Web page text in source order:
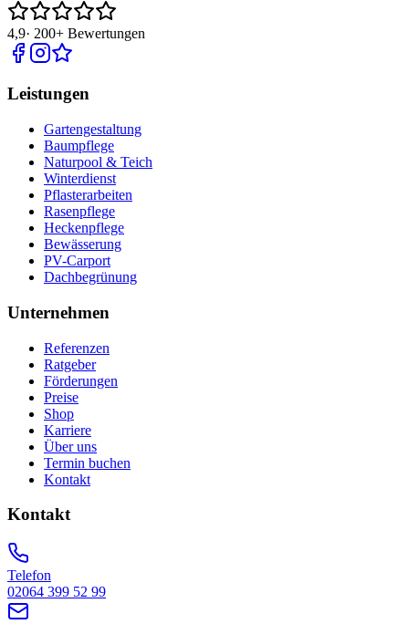
4,9· 200+ Bewertungen
Leistungen
Gartengestaltung
Baumpflege
Naturpool & Teich
Winterdienst
Pflasterarbeiten
Rasenpflege
Heckenpflege
Bewässerung
PV-Carport
Dachbegrünung
Unternehmen
Referenzen
Ratgeber
Förderungen
Preise
Shop
Karriere
Über uns
Termin buchen
Kontakt
Kontakt
Telefon
02064 399 52 99